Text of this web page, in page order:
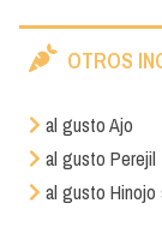
OTROS
al gusto Ajo
al gusto Perejil
al gusto Hinojo